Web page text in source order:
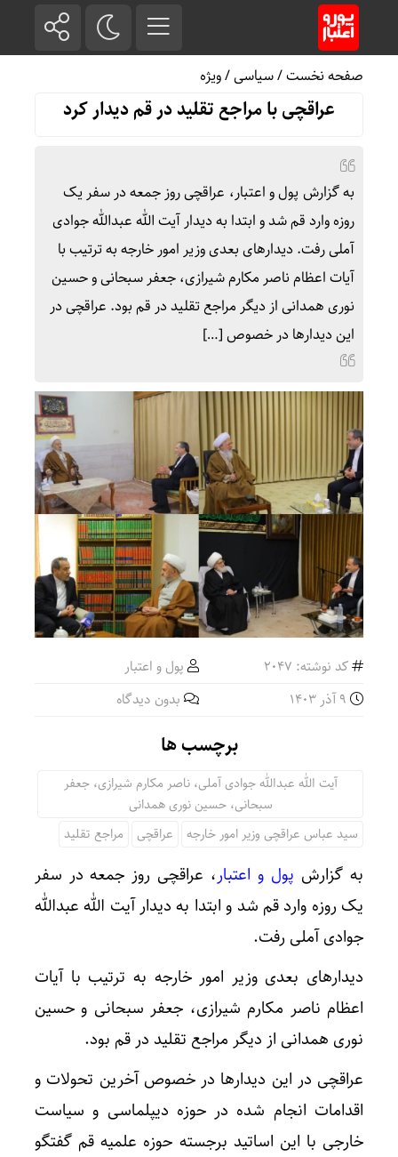
صفحه نخست/سیاسی/ویژه
عراقچی با مراجع تقلید در قم دیدار کرد
به گزارش پول و اعتبار، عراقچی روز جمعه در سفر یک
روزه وارد قم شد و ابتدا به دیدار آیت الله عبدالله جوادی
آملی رفت. دیدارهای بعدی وزیر امور خارجه به ترتیب با
آیات اعظام ناصر مکارم شیرازی، جعفر سبحانی و حسین
نوری همدانی از دیگر مراجع تقلید در قم بود. عراقچی در
این دیدارها در خصوص […]
کد نوشته: 2047
پول و اعتبار
بدون دیدگاه
برچسب ها
آیت الله عبدالله جوادی آملی، ناصر مکارم شیرازی، جعفر
سبحانی، حسین نوری همدانی
سید عباس عراقچی وزیر امور خارجه
عراقچی مراجع تقلید
به گزارش پول و اعتبار، عراقچی روز جمعه در سفر
یک روزه وارد قم شد و ابتدا به دیدار آیت الله عبدالله
جوادی آملی رفت.
دیدارهای بعدی وزیر امور خارجه به ترتیب با آیات
اعظام ناصر مکارم شیرازی، جعفر سبحانی و حسین
نوری همدانی از دیگر مراجع تقلید در قم بود.
عراقچی در این دیدارها در خصوص آخرین تحولات و
اقدامات انجام شده در حوزه دیپلماسی و سیاست
خارجی با این اساتید برجسته حوزه علمیه قم گفتگو